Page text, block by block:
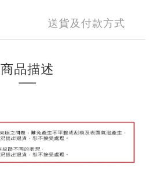
送貨及付款方式
商品描述